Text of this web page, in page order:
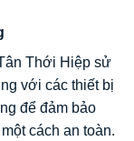
Thới Hiệp sử
với các thiết bị
để đảm bảo
cách an toàn.